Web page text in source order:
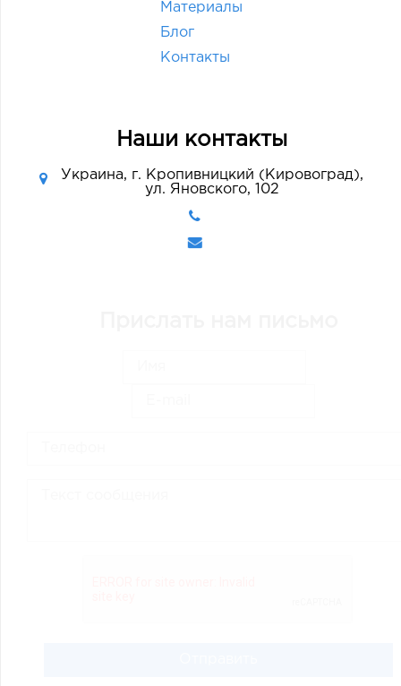
Материалы
Блог
Контакты
Наши контакты
Украина, г. Кропивницкий (Кировоград),
ул. Яновского, 102